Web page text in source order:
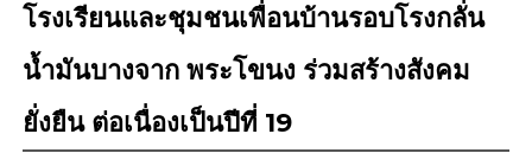
โรงเรียนและชุมชนเพื่อนบ้านรอบโรงกลั่น
น้ำมันบางจาก พระโขนง ร่วมสร้างสังคม
ยั่งยืน ต่อเนื่องเป็นปีที่ 19